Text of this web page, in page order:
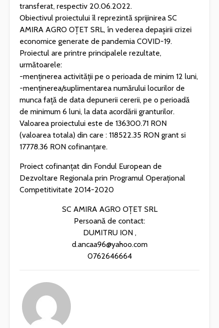
transferat, respectiv 20.06.2022.
Obiectivul proiectului îl reprezintă sprijinirea SC
AMIRA AGRO OȚET SRL, în vederea depașirii crizei
economice generate de pandemia COVID-19.
Proiectul are printre principalele rezultate,
următoarele:
-menținerea activității pe o perioada de minim 12 luni,
-menținerea/suplimentarea numărului locurilor de
munca față de data depunerii cererii, pe o perioadă
de minimum 6 luni, la data acordării granturilor.
Valoarea proiectului este de 136300.71 RON
(valoarea totala) din care : 118522.35 RON grant si
17778.36 RON cofinanțare.
Proiect cofinanțat din Fondul European de
Dezvoltare Regionala prin Programul Operațional
Competitivitate 2014-2020
SC AMIRA AGRO OȚET SRL
Persoană de contact:
DUMITRU ION ,
d.ancaa96@yahoo.com
0762646664